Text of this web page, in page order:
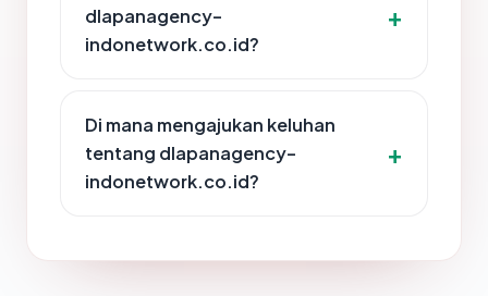
dlapanagency-
indonetwork.co.id?
Di mana mengajukan keluhan
tentang dlapanagency-
indonetwork.co.id?